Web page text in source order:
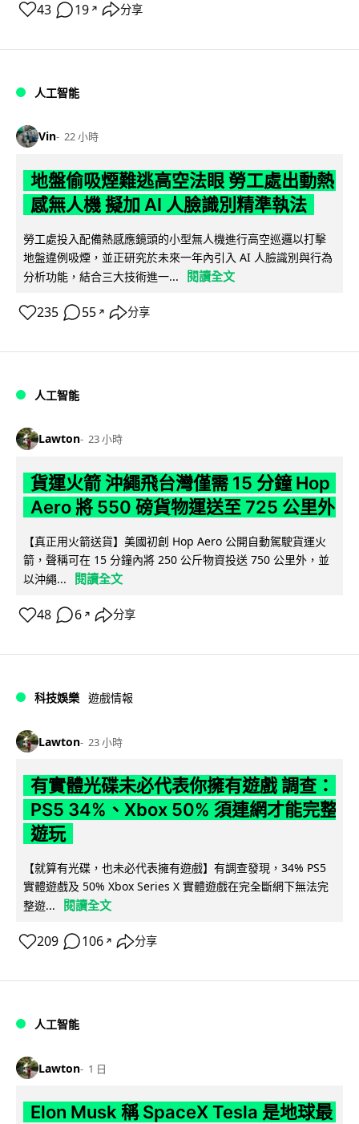
43 19 ↗ 分享
人工智能
Vin 22 小時
地盤偷吸煙難逃高空法眼 勞工處出動熱
感無人機 擬加 AI 人臉識別精準執法
勞工處投入配備熱感應鏡頭的小型無人機進行高空巡邏以打擊
地盤違例吸煙，並正研究於未來一年內引入 AI 人臉識別與行為
分析功能，結合三大技術進一...
閱讀全文
235 55 ↗ 分享
人工智能
Lawton 23 小時
貨運火箭 沖繩飛台灣僅需 15 分鐘 Hop
Aero 將 550 磅貨物運送至 725 公里外
【真正用火箭送貨】美國初創 Hop Aero 公開自動駕駛貨運火
箭，聲稱可在 15 分鐘內將 250 公斤物資投送 750 公里外，並
以沖繩...
閱讀全文
48 6 ↗ 分享
科技娛樂 遊戲情報
Lawton 23 小時
有實體光碟未必代表你擁有遊戲 調查：
PS5 34%、Xbox 50% 須連網才能完整
遊玩
【就算有光碟，也未必代表擁有遊戲】有調查發現，34% PS5
實體遊戲及 50% Xbox Series X 實體遊戲在完全斷網下無法完
整遊...
閱讀全文
209 106 ↗ 分享
人工智能
Lawton 1 日
Elon Musk 稱 SpaceX Tesla 是地球最